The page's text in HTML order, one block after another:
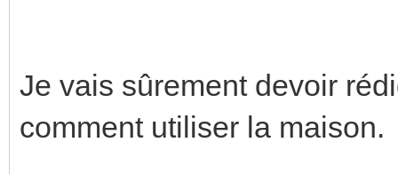
Je vais sûrement devoir
comment utiliser la maison.